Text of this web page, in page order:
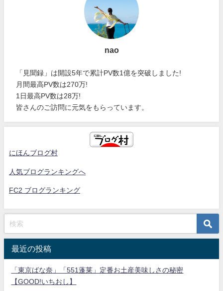
nao
「見聞録」は開設5年で累計PV数1億を突破しました!
月間最高PV数は270万!
1日最高PV数は28万!
皆さんのご訪問に元気をもらっています。
にほんブログ村
人気ブログランキングへ
FC2 ブログランキング
最近の投稿
「東京ばな奈」「551蓬莱」定番お土産美味しさの秘密
【GOOD!いちおし】